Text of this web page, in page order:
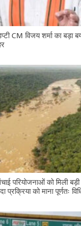
CM विजय शर्मा का बड़ा
परियोजनाओं को मिली
प्रक्रिया को माना पूर्णतः